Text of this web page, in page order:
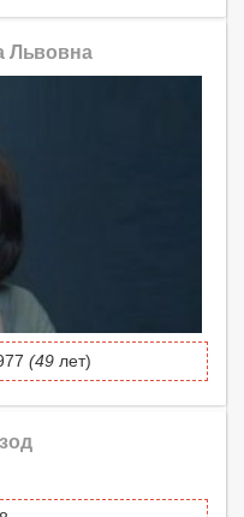
Львовна
(49 лет)